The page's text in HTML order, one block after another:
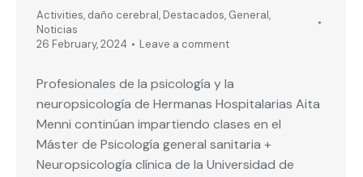
Activities, daño cerebral, Destacados, General,
Noticias
26 February, 2024
Leave a comment
Profesionales de la psicología y la
neuropsicología de Hermanas Hospitalarias Aita
Menni continúan impartiendo clases en el
Máster de Psicología general sanitaria +
Neuropsicología clínica de la Universidad de